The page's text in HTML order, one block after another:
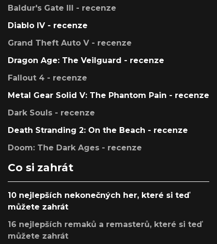
Baldur's Gate III - recenze
Diablo IV - recenze
Grand Theft Auto V - recenze
Dragon Age: The Veilguard - recenze
Fallout 4 - recenze
Metal Gear Solid V: The Phantom Pain - recenze
Dark Souls - recenze
Death Stranding 2: On the Beach - recenze
Doom: The Dark Ages - recenze
Co si zahrát
10 nejlepších nekonečných her, které si teď
můžete zahrát
16 nejlepších remaků a remasterů, které si teď
můžete zahrát